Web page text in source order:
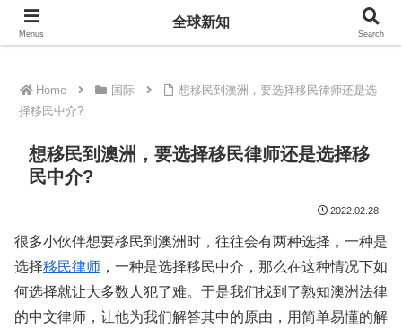
全球新知
Home 国际
想移民到澳洲，要选择移民律师还是选
择移民中介?
想移民到澳洲，要选择移民律师还是选择移
民中介?
2022.02.28
很多小伙伴想要移民到澳洲时，往往会有两种选择，一种是
选择移民律师 ，一种是选择移民中介，那么在这种情况下如
何选择就让大多数人犯了难。于是我们找到了熟知澳洲法律
的中文律师，让他为我们解答其中的原由，用简单易懂的解
Menus
全球新知
Search